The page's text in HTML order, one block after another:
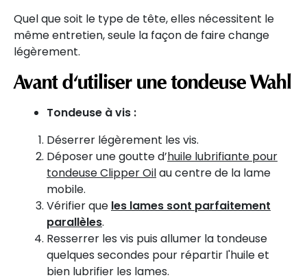
Quel que soit le type de tête, elles nécessitent le
même entretien, seule la façon de faire change
légèrement.
Avant d'utiliser une tondeuse Wahl
Tondeuse à vis :
Déserrer légèrement les vis.
Déposer une goutte d’huile lubrifiante pour
tondeuse Clipper Oilau centre de la lame
mobile.
Vérifier que les lames sont parfaitement
parallèles.
Resserrer les vis puis allumer la tondeuse
quelques secondes pour répartir l'huile et
bien lubrifier les lames.